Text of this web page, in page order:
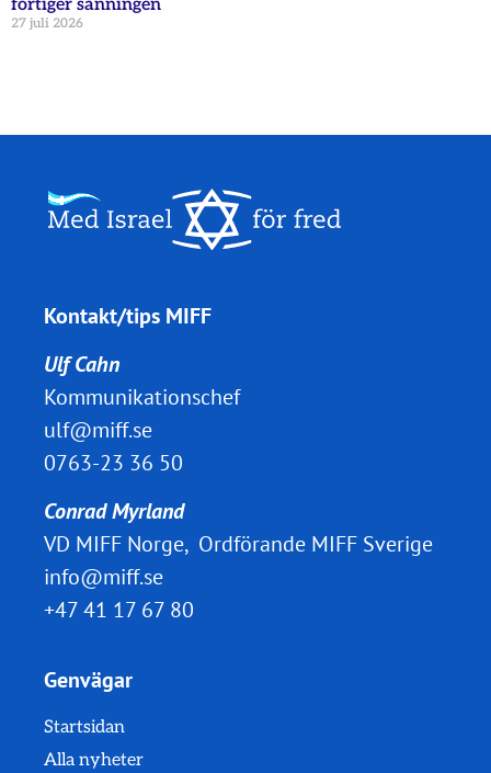
förtiger sanningen
27 juli 2026
Kontakt/tips MIFF
Ulf Cahn
Kommunikationschef
ulf@miff.se
0763-23 36 50
Conrad Myrland
VD MIFF Norge, Ordförande MIFF Sverige
info@miff.se
+47 41 17 67 80
Genvägar
Startsidan
Alla nyheter